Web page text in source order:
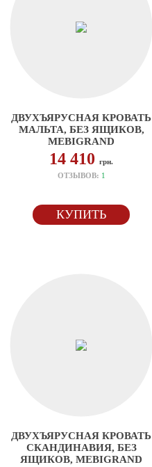
ДВУХЪЯРУСНАЯ КРОВАТЬ
МАЛЬТА, БЕЗ ЯЩИКОВ,
MEBIGRAND
14 410грн.
ОТЗЫВОВ: 1
КУПИТЬ
ДВУХЪЯРУСНАЯ КРОВАТЬ
СКАНДИНАВИЯ, БЕЗ
ЯЩИКОВ, MEBIGRAND